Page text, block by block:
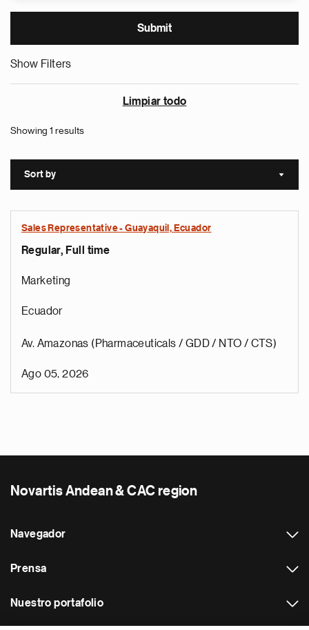
Show Filters
Limpiar todo
Showing 1 results
Sort by Sort
Sales Representative - Guayaquil, Ecuador
Regular, Full time
Marketing
Ecuador
Av. Amazonas (Pharmaceuticals / GDD / NTO / CTS)
Ago 05, 2026
Novartis Andean & CAC region
Navegador
Prensa
Nuestro portafolio